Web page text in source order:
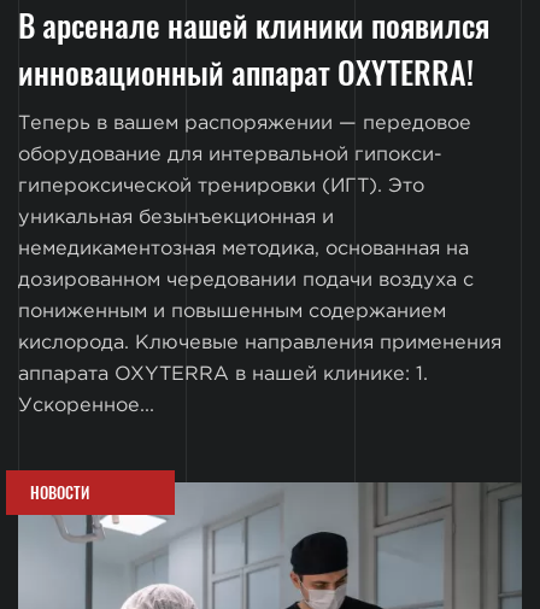
В арсенале нашей клиники появился
инновационный аппарат OXYTERRA!
Теперь в вашем распоряжении — передовое
оборудование для интервальной гипокси-
гипероксической тренировки (ИГТ). Это
уникальная безынъекционная и
немедикаментозная методика, основанная на
дозированном чередовании подачи воздуха с
пониженным и повышенным содержанием
кислорода. Ключевые направления применения
аппарата OXYTERRA в нашей клинике: 1.
Ускоренное...
НОВОСТИ